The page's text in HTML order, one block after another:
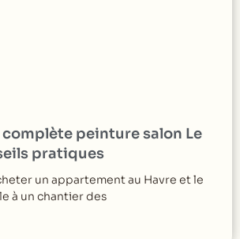
peinture salon Le
pratiques
un appartement au Havre et le
à un chantier des